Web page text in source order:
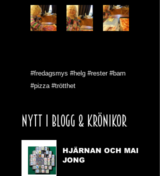
#fredagsmys #helg #rester #barn
#pizza #trötthet
NYTT I BLOGG & KRÖNIKOR
HJÄRNAN OCH MAH
JONG